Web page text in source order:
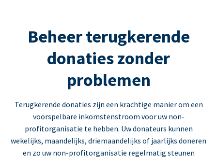
Beheer terugkerende
donaties zonder
problemen
Terugkerende donaties zijn een krachtige manier om een
voorspelbare inkomstenstroom voor uw non-
profitorganisatie te hebben. Uw donateurs kunnen
wekelijks, maandelijks, driemaandelijks of jaarlijks doneren
en zo uw non-profitorganisatie regelmatig steunen